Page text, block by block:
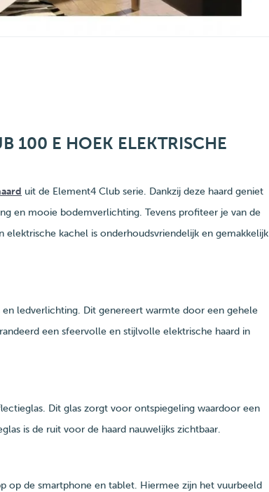
100 E HOEK ELEKTRISCHE
uit de Element4 Club serie. Dankzij deze haard geniet
en mooie bodemverlichting. Tevens profiteer je van de
kachel is onderhoudsvriendelijk en gemakkelijk
ledverlichting. Dit genereert warmte door een gehele
een sfeervolle en stijlvolle elektrische haard in
Dit glas zorgt voor ontspiegeling waardoor een
is de ruit voor de haard nauwelijks zichtbaar.
op de smartphone en tablet. Hiermee zijn het vuurbeeld